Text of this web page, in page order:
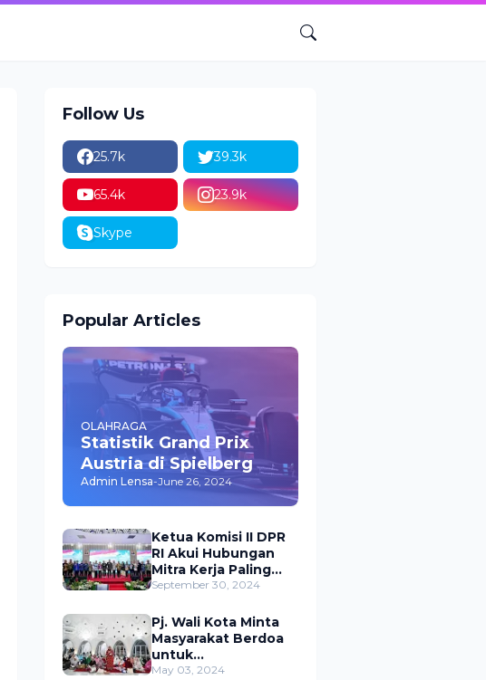
Follow Us
25.7k 39.3k
65.4k 23.9k
Skype
Popular Articles
OLAHRAGA
Statistik Grand Prix
Austria di Spielberg
Admin Lensa-June 26, 2024
Ketua Komisi II DPR
RI Akui Hubungan
Mitra Kerja Paling
Akrab dengan
ATR/BPN
September 30, 2024
Pj. Wali Kota Minta
Masyarakat Berdoa
untuk
Pangkalpinang,
May 03, 2024